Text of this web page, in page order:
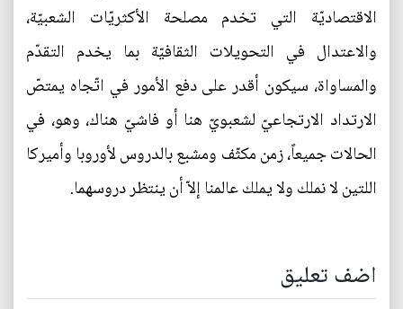
الاقتصاديّة التي تخدم مصلحة الأكثريّات الشعبيّة،
والاعتدال في التحويلات الثقافيّة بما يخدم التقدّم
والمساواة، سيكون أقدر على دفع الأمور في اتّجاه يمتصّ
الارتداد الارتجاعيّ لشعبويّ هنا أو فاشيّ هناك، وهو، في
الحالات جميعاً، زمن مكثّف ومشبع بالدروس لأوروبا وأميركا
اللتين لا نملك ولا يملك عالمنا إلاّ أن ينتظر دروسهما.
اضف تعليق